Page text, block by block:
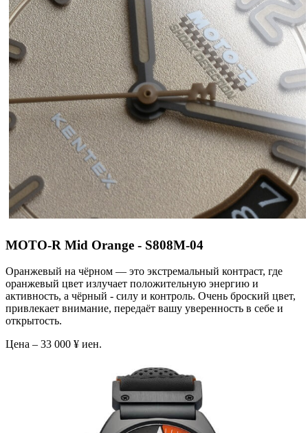
MOTO-R Mid Orange - S808M-04
Оранжевый на чёрном — это экстремальный контраст, где
оранжевый цвет излучает положительную энергию и
активность, а чёрный - силу и контроль. Очень броский цвет,
привлекает внимание, передаёт вашу уверенность в себе и
открытость.
Цена – 33 000 ¥ иен.